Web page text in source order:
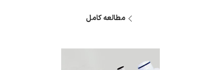
مطالعه کامل